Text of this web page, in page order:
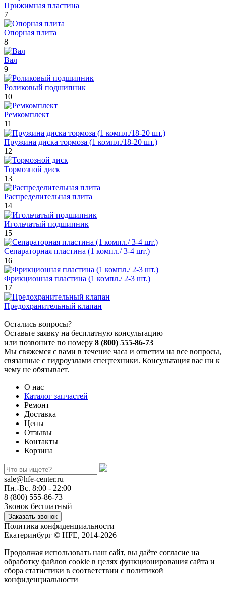
Прижимная пластина
7
Опорная плита
8
Вал
9
Роликовый подшипник
10
Ремкомплект
11
Пружина диска тормоза (1 компл./18-20 шт.)
12
Тормозной диск
13
Распределительная плита
14
Игольчатый подшипник
15
Сепараторная пластина (1 компл./ 3-4 шт.)
16
Фрикционная пластина (1 компл./ 2-3 шт.)
17
Предохранительный клапан
Остались вопросы?
Оставьте заявку на бесплатную консультацию
или позвоните по номеру 8 (800) 555-86-73
Мы свяжемся с вами в течение часа и ответим на все вопросы,
связанные с гидроузлами спецтехники. Консультация вас ни к
чему не обязывает.
О нас
Каталог запчастей
Ремонт
Доставка
Цены
Отзывы
Контакты
Корзина
sale@hfe-center.ru
Пн.-Вс. 8:00 - 22:00
8 (800) 555-86-73
Звонок бесплатный
Политика конфиденциальности
Екатеринбург © HFE, 2014-2026
Продолжая использовать наш сайт, вы даёте согласие на
обработку файлов cookie в целях функционирования сайта и
сбора статистики в соответствии с политикой
конфиденциальности